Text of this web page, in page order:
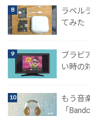
ラベル
てみた
ブラビ
い時の
もう音
「